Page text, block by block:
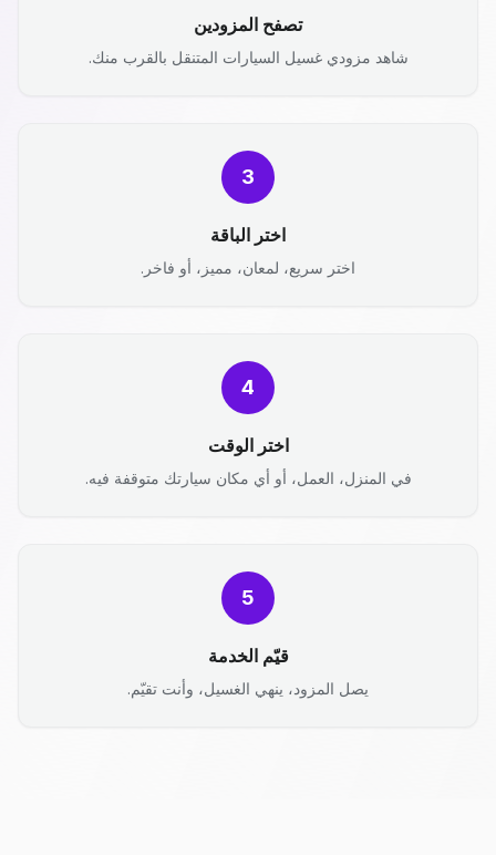
تصفح المزودين
شاهد مزودي غسيل السيارات المتنقل بالقرب منك.
3
اختر الباقة
اختر سريع، لمعان، مميز، أو فاخر.
4
اختر الوقت
في المنزل، العمل، أو أي مكان سيارتك متوقفة فيه.
5
قيّم الخدمة
يصل المزود، ينهي الغسيل، وأنت تقيّم.